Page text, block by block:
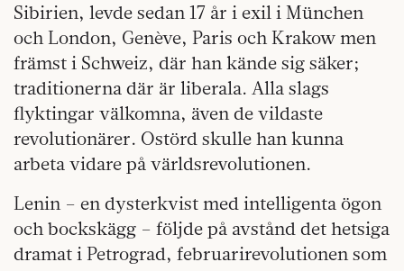
Sibirien, levde sedan 17 år i exil i München
och London, Genève, Paris och Krakow men
främst i Schweiz, där han kände sig säker;
traditionerna där är liberala. Alla slags
flyktingar välkomna, även de vildaste
revolutionärer. Ostörd skulle han kunna
arbeta vidare på världsrevolutionen.
Lenin – en dysterkvist med intelligenta ögon
och bockskägg – följde på avstånd det hetsiga
dramat i Petrograd, februarirevolutionen som